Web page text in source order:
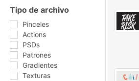
Tipo de archivo
Pinceles
Actions
PSDs
Patrones
Gradientes
Texturas